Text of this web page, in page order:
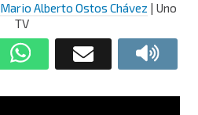
Mario Alberto Ostos Chávez | Uno
TV